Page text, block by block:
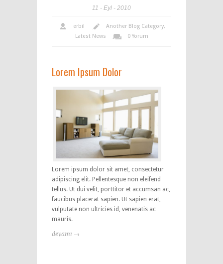
11 Eyl 2010
erbil Another Blog Category,
Latest News
0 Yorum
Lorem Ipsum Dolor
Lorem ipsum dolor sit amet, consectetur
adipiscing elit. Pellentesque non eleifend
tellus. Ut dui velit, porttitor et accumsan ac,
faucibus placerat sapien. Ut sapien erat,
vulputate non ultricies id, venenatis ac
mauris.
devamı →